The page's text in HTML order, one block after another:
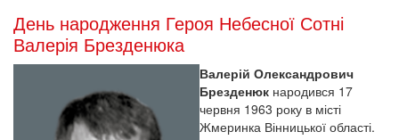
День народження Героя Небесної Сотні
Валерія Брезденюка
Валерій Олександрович
Брезденюк народився 17
червня 1963 року в місті
Жмеринка Вінницької області.